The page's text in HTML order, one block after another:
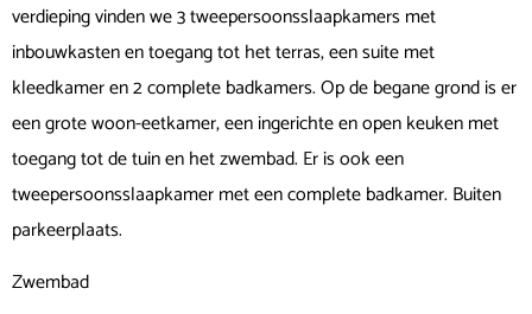
verdieping vinden we 3 tweepersoonsslaapkamers met
inbouwkasten en toegang tot het terras, een suite met
kleedkamer en 2 complete badkamers. Op de begane grond is er
een grote woon-eetkamer, een ingerichte en open keuken met
toegang tot de tuin en het zwembad. Er is ook een
tweepersoonsslaapkamer met een complete badkamer. Buiten
parkeerplaats.
Zwembad